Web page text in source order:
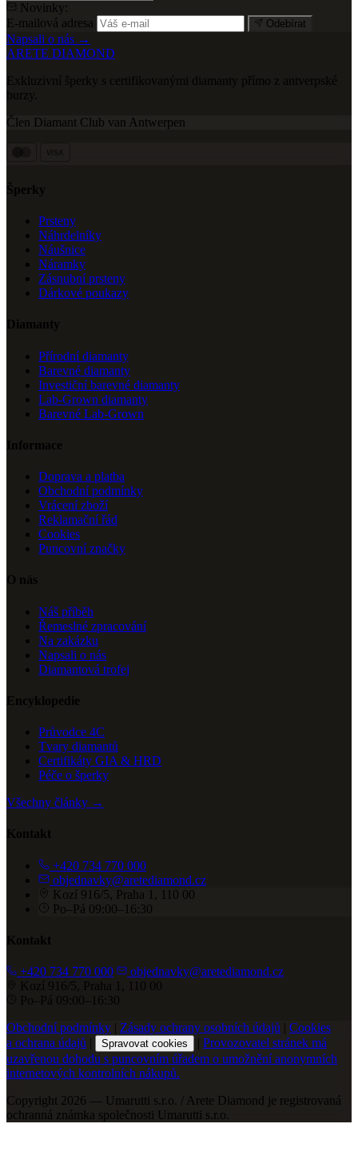
Novinky:
E-mailová adresa
Odebírat
Napsali o nás →
ARETE DIAMOND
Exkluzivní šperky s certifikovanými diamanty přímo z antverpské
burzy.
Člen Diamant Club van Antwerpen
Šperky
Prsteny
Náhrdelníky
Náušnice
Náramky
Zásnubní prsteny
Dárkové poukazy
Diamanty
Přírodní diamanty
Barevné diamanty
Investiční barevné diamanty
Lab-Grown diamanty
Barevné Lab-Grown
Informace
Doprava a platba
Obchodní podmínky
Vrácení zboží
Reklamační řád
Cookies
Puncovní značky
O nás
Náš příběh
Řemeslné zpracování
Na zakázku
Napsali o nás
Diamantová trofej
Encyklopedie
Průvodce 4C
Tvary diamantů
Certifikáty GIA & HRD
Péče o šperky
Všechny články →
Kontakt
+420 734 770 000
objednavky@aretediamond.cz
Kozí 916/5, Praha 1, 110 00
Po–Pá 09:00–16:30
Kontakt
+420 734 770 000
objednavky@aretediamond.cz
Kozí 916/5, Praha 1, 110 00
Po–Pá 09:00–16:30
Obchodní podmínky | Zásady ochrany osobních údajů | Cookies
a ochrana údajů | Spravovat cookies | Provozovatel stránek má
uzavřenou dohodu s puncovním úřadem o umožnění anonymních
internetových kontrolních nákupů.
Copyright 2026 — Umarutti s.r.o. / Arete Diamond je registrovaná
ochranná známka společnosti Umarutti s.r.o.